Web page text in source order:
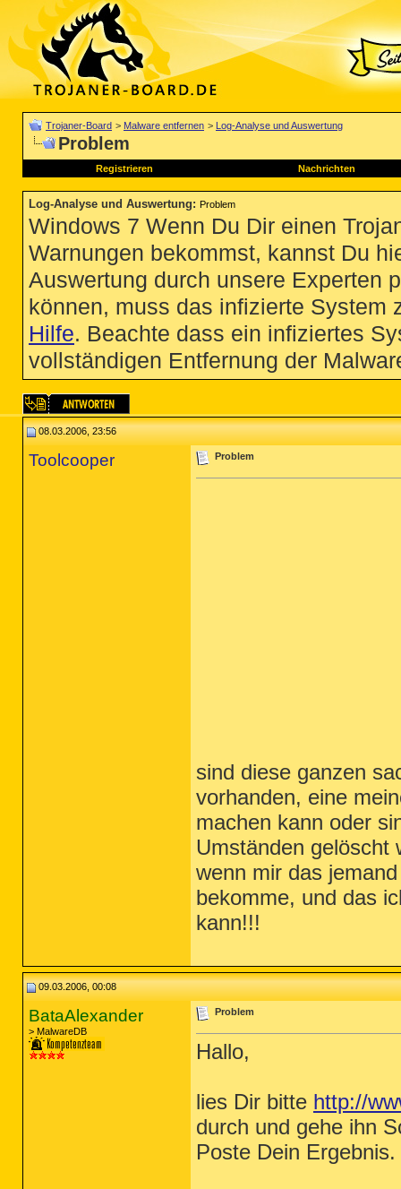
Trojaner-Board > Malware entfernen > Log-Analyse und Auswertung
Problem
Registrieren Nachrichten
Log-Analyse und Auswertung: Problem
Windows 7 Wenn Du Dir einen
Warnungen bekommst, kannst Du
Auswertung durch unsere Experten
können, muss das infizierte System
Hilfe. Beachte dass ein infiziertes
vollständigen Entfernung der
08.03.2006, 23:56
Toolcooper Problem
sind diese ganzen
vorhanden, eine
machen kann oder
Umständen gelöscht
wenn mir das
bekomme, und das
kann!!!
09.03.2006, 00:08
BataAlexander
> MalwareDB
Problem
Hallo,
lies Dir bitte http://
durch und gehe ihn
Poste Dein Ergebnis.